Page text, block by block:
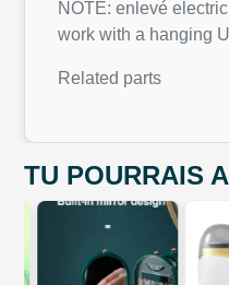
NOTE: enlevé
work with a hanging
Related parts
TU POURRAIS